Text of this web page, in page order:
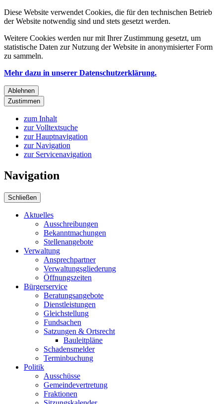
Diese Website verwendet Cookies, die für den technischen Betrieb
der Website notwendig sind und stets gesetzt werden.
Weitere Cookies werden nur mit Ihrer Zustimmung gesetzt, um
statistische Daten zur Nutzung der Website in anonymisierter Form
zu sammeln.
Mehr dazu in unserer Datenschutzerklärung.
Ablehnen
Zustimmen
zum Inhalt
zur Volltextsuche
zur Hauptnavigation
zur Navigation
zur Servicenavigation
Navigation
Schließen
Aktuelles
Ausschreibungen
Bekanntmachungen
Stellenangebote
Verwaltung
Ansprechpartner
Verwaltungsgliederung
Öffnungszeiten
Bürgerservice
Beratungsangebote
Dienstleistungen
Gleichstellung
Fundsachen
Satzungen & Ortsrecht
Bauleitpläne
Schadensmelder
Terminbuchung
Politik
Ausschüsse
Gemeindevertretung
Fraktionen